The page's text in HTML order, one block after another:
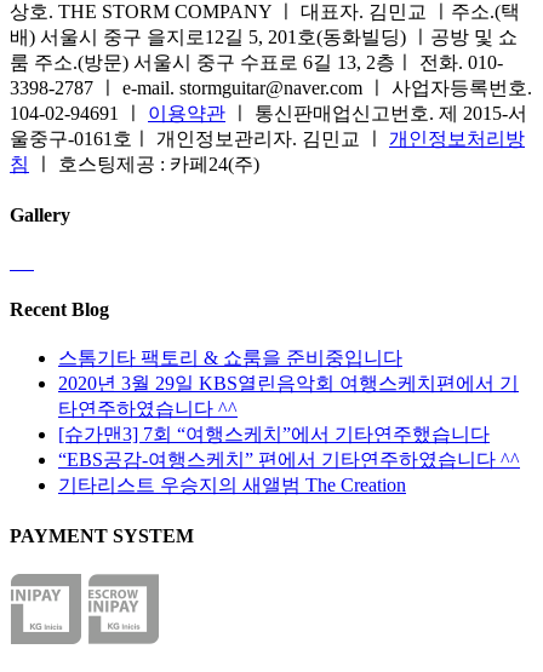
상호. THE STORM COMPANY ㅣ 대표자. 김민교 ㅣ주소.(택
배) 서울시 중구 을지로12길 5, 201호(동화빌딩) ㅣ공방 및 쇼
룸 주소.(방문) 서울시 중구 수표로 6길 13, 2층ㅣ 전화. 010-
3398-2787 ㅣ e-mail. stormguitar@naver.com ㅣ 사업자등록번호.
104-02-94691 ㅣ 이용약관 ㅣ 통신판매업신고번호. 제 2015-서
울중구-0161호ㅣ 개인정보관리자. 김민교 ㅣ 개인정보처리방
침
ㅣ 호스팅제공 : 카페24(주)
Gallery
Recent Blog
스톰기타 팩토리 & 쇼룸을 준비중입니다
2020년 3월 29일 KBS열린음악회 여행스케치편에서 기
타연주하였습니다 ^^
[슈가맨3] 7회 “여행스케치”에서 기타연주했습니다
“EBS공감-여행스케치” 편에서 기타연주하였습니다 ^^
기타리스트 우승지의 새앨범 The Creation
PAYMENT SYSTEM